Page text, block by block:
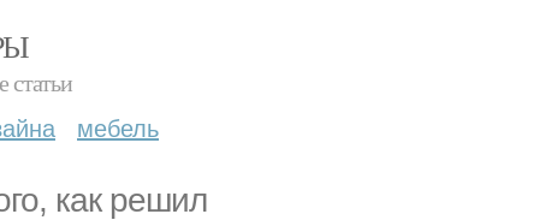
статьи
мебель
как решил